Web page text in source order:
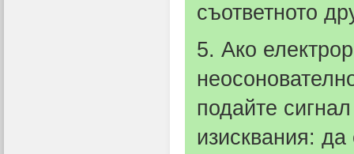
съответното
5. Ако
подайте
изисквания: